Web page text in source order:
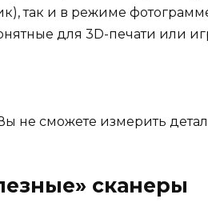
так и в режиме
для 3D-печати или игр
не сможете измерить
сканеры